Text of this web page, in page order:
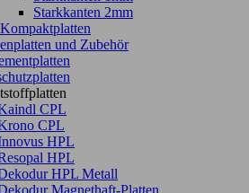
Starkkanten 2mm
und Zubehör
CPL
CPL
HPL
HPL
HPL Metall